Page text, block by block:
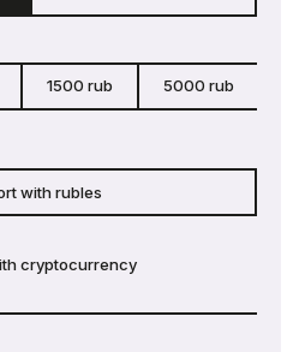
1500 rub 5000 rub
with rubles
cryptocurrency